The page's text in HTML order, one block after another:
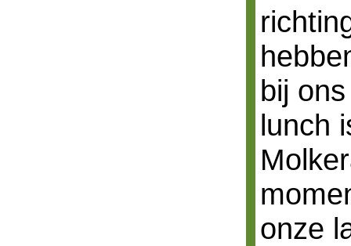
bij
lunch
onze